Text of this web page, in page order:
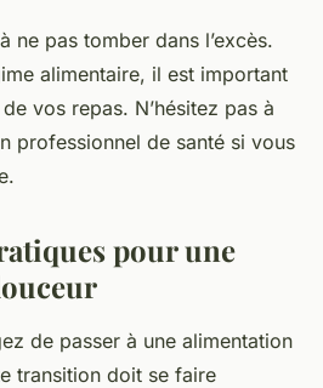
ne pas tomber dans l’excès.
alimentaire, il est important
vos repas. N’hésitez pas à
professionnel de santé si vous
pour une
de passer à une alimentation
transition doit se faire